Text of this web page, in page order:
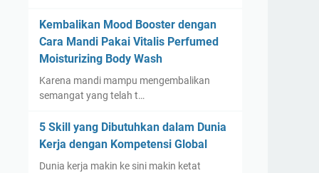
Kembalikan Mood Booster dengan
Cara Mandi Pakai Vitalis Perfumed
Moisturizing Body Wash
Karena mandi mampu mengembalikan
semangat yang telah t…
5 Skill yang Dibutuhkan dalam Dunia
Kerja dengan Kompetensi Global
Dunia kerja makin ke sini makin ketat